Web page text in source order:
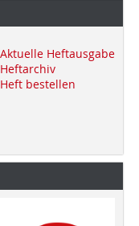
Heftausgabe
bestellen